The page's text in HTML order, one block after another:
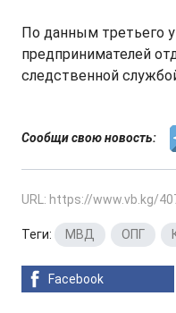
По данным третьего
предпринимателей
следственной
Сообщи свою новость:
URL: https://www.vb.kg/
Теги: МВД ОПГ
Facebook